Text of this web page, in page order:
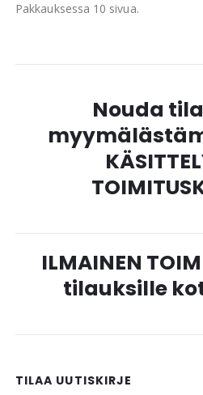
Pakkauksessa 10 sivua.
Nouda
ILMAINEN
tilauksille
TILAA UUTISKIRJE